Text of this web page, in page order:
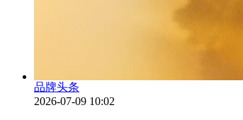
品牌头条
2026-07-09 10:02